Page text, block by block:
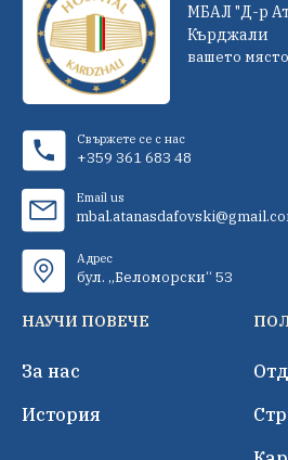
МБАЛ "Д-р
Кърджали
вашето
Свържете се с нас
+359 361 683 48
Email us
Адрес
бул. „Беломорски“ 53
НАУЧИ ПОВЕЧЕ
За нас
История